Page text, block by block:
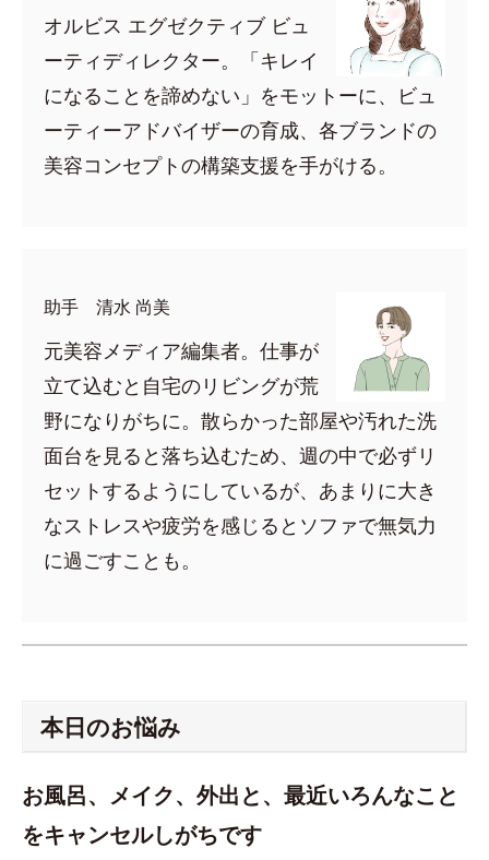
オルビス エグゼクティブ ビュ
ーティディレクター。「キレイ
になることを諦めない」をモットーに、ビュ
ーティーアドバイザーの育成、各ブランドの
美容コンセプトの構築支援を手がける。
助手 清水 尚美
元美容メディア編集者。仕事が
立て込むと自宅のリビングが荒
野になりがちに。散らかった部屋や汚れた洗
面台を見ると落ち込むため、週の中で必ずリ
セットするようにしているが、あまりに大き
なストレスや疲労を感じるとソファで無気力
に過ごすことも。
本日のお悩み
お風呂、メイク、外出と、最近いろんなこと
をキャンセルしがちです